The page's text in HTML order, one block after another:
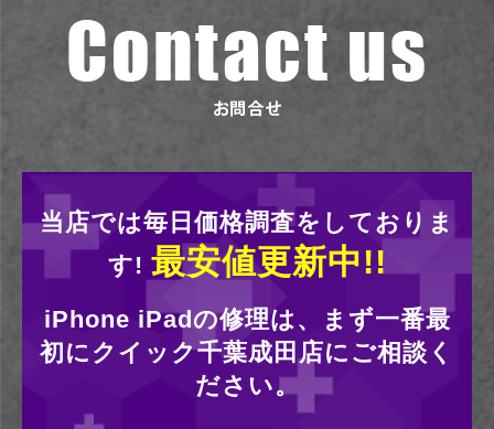
当店では毎日価格調査をしておりま
す! 最安値更新中!!
iPhone iPadの修理は、まず一番最
初にクイック千葉成田店にご相談く
ださい。